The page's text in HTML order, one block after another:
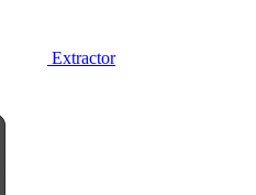
Extractor